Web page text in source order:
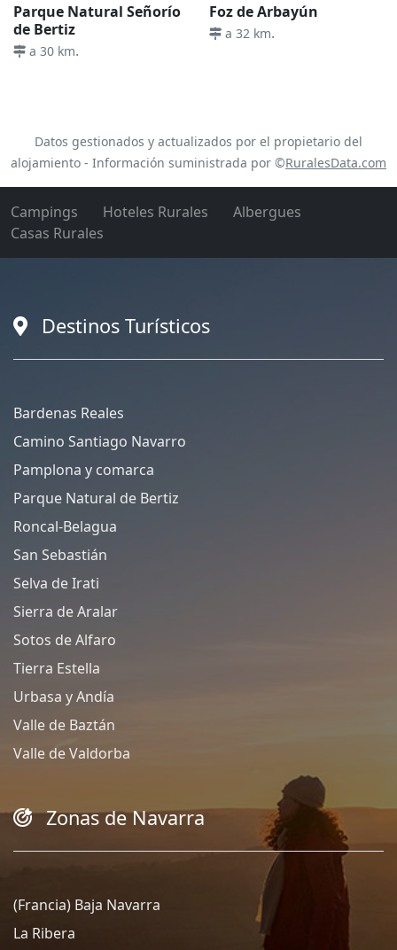
Parque Natural Señorío
de Bertiz
a 30 km.
Foz de Arbayún
a 32 km.
Datos gestionados y actualizados por el propietario del
alojamiento - Información suministrada por ©RuralesData.com
Campings Hoteles Rurales
Albergues
Casas Rurales
Destinos Turísticos
Bardenas Reales
Camino Santiago Navarro
Pamplona y comarca
Parque Natural de Bertiz
Roncal-Belagua
San Sebastián
Selva de Irati
Sierra de Aralar
Sotos de Alfaro
Tierra Estella
Urbasa y Andía
Valle de Baztán
Valle de Valdorba
Zonas de Navarra
(Francia) Baja Navarra
La Ribera